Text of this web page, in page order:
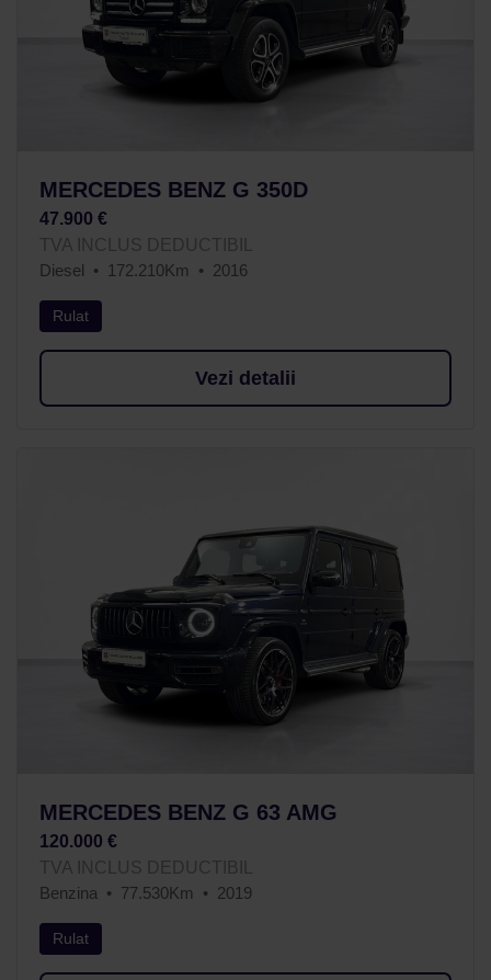
MERCEDES BENZ G 350D
47.900 €
TVA INCLUS DEDUCTIBIL
Diesel
172.210Km 2016
Rulat
Vezi detalii
MERCEDES BENZ G 63 AMG
120.000 €
TVA INCLUS DEDUCTIBIL
Benzina
77.530Km 2019
Rulat